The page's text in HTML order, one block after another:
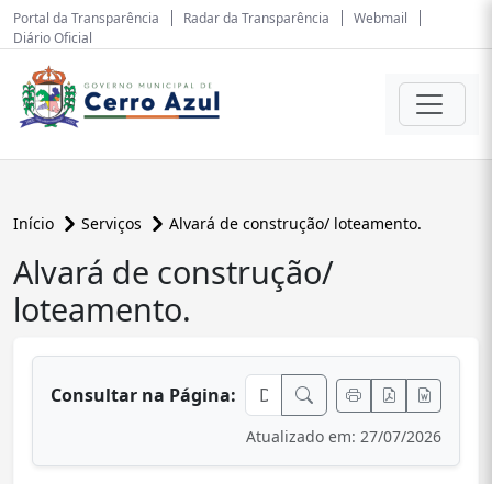
Portal da Transparência Radar da Transparência
Webmail
Diário Oficial
Início Serviços Alvará de construção/ loteamento.
conteúdo principal
Alvará de construção/
loteamento.
Consultar na Página:
Atualizado em: 27/07/2026